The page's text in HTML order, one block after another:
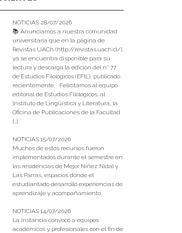
NOTICIAS 28/07/2026
📚 Anunciamos a nuestra comunidad
universitaria que en la página de
Revistas UACh (http://revistas.uach.cl/),
ya se encuentra disponible para su
lectura y descarga la edición del n° 77
de Estudios Filológicos (EFIL), publicado
recientemente. Felicitamos al equipo
editorial de Estudios Filológicos, al
Instituto de Lingüística y Literatura, la
Oficina de Publicaciones de la Facultad
[…]
NOTICIAS 15/07/2026
Muchos de estos recursos fueron
implementados durante el semestre en
las residencias de Mejor Niñez Nidal y
Las Parras, espacios donde el
estudiantado desarrolló experiencias de
aprendizaje y acompañamiento.
NOTICIAS 14/07/2026
La instancia convocó a equipos
académicos y profesionales con el fin de